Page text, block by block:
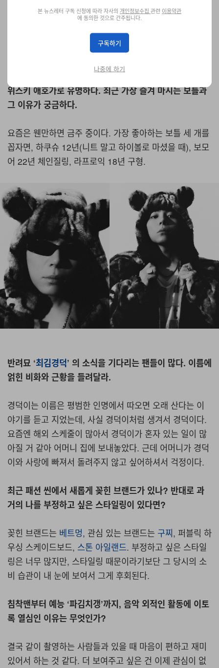
받아들여질 수 있다고 생각한다. 좋은 피드백이든 나쁜 피
드백이든 자체가 스트레스로 다가오는 경우가 대부분이라
듣더라도 금방 까먹는다. 언젠가부터 스트레스로 다가오는
위스키 애호가로 유명하다. 최근 가장 즐겨 마시는 보틀과
그 이유가 궁금하다.
요즘은 웬만하면 금주 중이다. 가장 좋아하는 보틀 세 개를
꼽자면, 하쿠슈 12년(니트 말고 하이볼로 마셨을 때), 보모
어 22년 체인질링, 라프로익 18년 구형.
반려묘 ‘최김경덕’ 의 소식을 기다리는 팬들이 많다. 이름에
얽힌 비화와 근황을 들려달라.
경덕이는 이름은 평범한 인명에서 따오면 오래 산다는 이
야기를 듣고 지었는데, 사실 경덕이처럼 생겨서 경덕이다.
요즘엔 해외 스케줄이 많아서 경덕이가 혼자 있는 일이 많
아질 거 같아 어머니 집에 보내놓았다. 근데 어머니가 경덕
이와 사랑에 빠져서 돌려주지 않고 싶어하셔서 걱정이다.
최근 패션 씬에서 새롭게 꽂힌 브랜드가 있나? 반대로 과
거의 나를 부정하고 싶은 스타일링이 있다면?
꽂힌 브랜드는 베트멍, 관심 있는 브랜드는 구찌, 퍼블릭 하
우싱 스케이드보드, 스톤 아일랜드. 부정하고 싶은 스타일
링은 너무 많지만, 스타일링 때문이라기보단 그 당시의 소
비 습관이 내 눈에 보여서 그게 후회된다.
침착맨부터 예능 ‘파김치갱’까지, 음악 외적인 활동에 이토
록 열심인 이유는 무엇인가?
결국 같이 촬영하는 사람들과 있을 때 마음이 편하고 재미
있어서 하는 것 같다. 더 보여주고 싶은 건 이제 관심이 없
본 뉴스레터 구독 신청에 따라 자사의 개인정보수집 관련 이용약관
에 동의한 것으로 간주됩니다.
구독하기
나중에 하기